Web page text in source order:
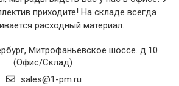
приходите! На складе всегда
расходный материал.
, Митрофаньевское шоссе. д.10
(Офис/Склад)
sales@1-pm.ru